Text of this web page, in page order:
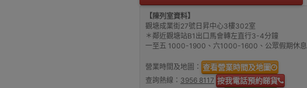
【陳列室資料】
觀塘成業街27號日昇中心3樓302室
＊鄰近觀塘站B1出口馬會轉左直行3-4分鐘
一至五 1000-1900、六1000-1600、公眾假期休息
營業時間及地圖： 查看營業時間及地圖
查詢熱線： 3956 8117 按我電話預約睇貨